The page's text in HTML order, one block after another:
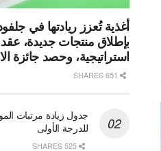
بإطلاق منتجات جديدة،
استراتيجية، وحصد جائزة
للدرجة الأولى